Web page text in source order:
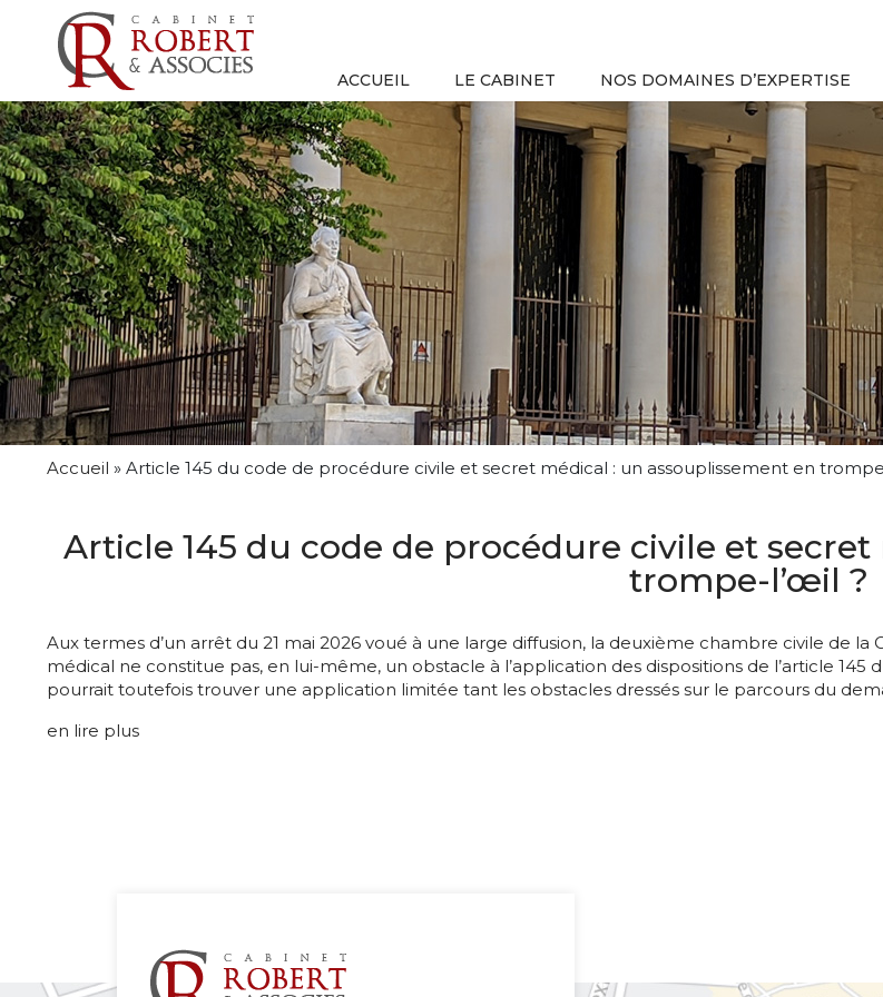
ACCUEIL LE CABINET NOS DOMAINES D’EXPERTISE
Accueil » Article 145 du code de procédure civile et secret médical : un assouplissement en
Article 145 du code de procédure civile et
trompe-l’œil ?
Aux termes d’un arrêt du 21 mai 2026 voué à une large diffusion, la deuxième chambre civile de
médical ne constitue pas, en lui-même, un obstacle à l’application des dispositions de l’article
pourrait toutefois trouver une application limitée tant les obstacles dressés sur le parcours du
en lire plus